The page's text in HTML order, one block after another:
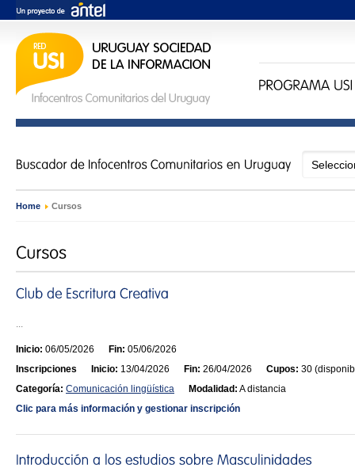
Home › Cursos
...
Inicio: 06/05/2026 Fin: 05/06/2026
Inscripciones
Inicio: 13/04/2026 Fin: 26/04/2026 Cupos: 30
Categoría: Comunicación lingüística Modalidad: A distancia
Clic para más información y gestionar inscripción